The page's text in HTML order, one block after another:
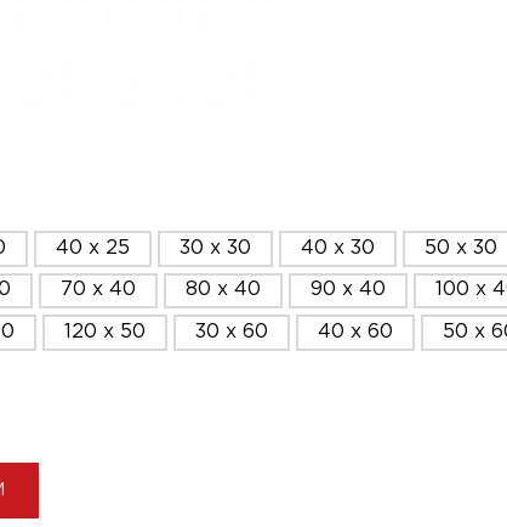
40 x 25 30 x 30 40 x 30 50 x 30
70 x 40 80 x 40 90 x 40 100 x
120 x 50 30 x 60 40 x 60 50 x